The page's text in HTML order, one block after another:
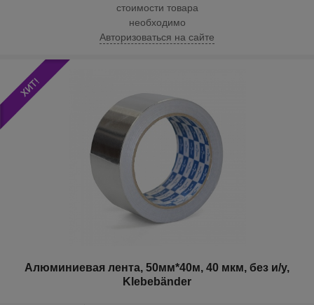
стоимости товара
необходимо
Авторизоваться на сайте
Алюминиевая лента, 50мм*40м, 40 мкм, без и/у,
Klebebänder